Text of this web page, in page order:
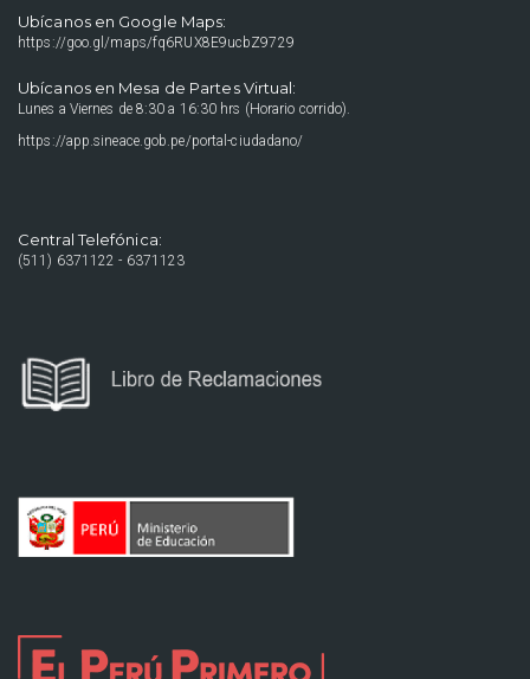
Ubícanos en Google Maps:
https://goo.gl/maps/fq6RUX8E9ucbZ9729
Ubícanos en Mesa de Partes Virtual:
Lunes a Viernes de 8:30 a 16:30 hrs (Horario corrido).
https://app.sineace.gob.pe/portal-ciudadano/
Central Telefónica:
(511) 6371122 - 6371123